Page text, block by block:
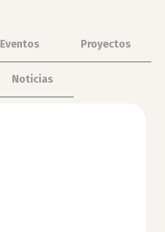
Eventos Proyectos
Noticias